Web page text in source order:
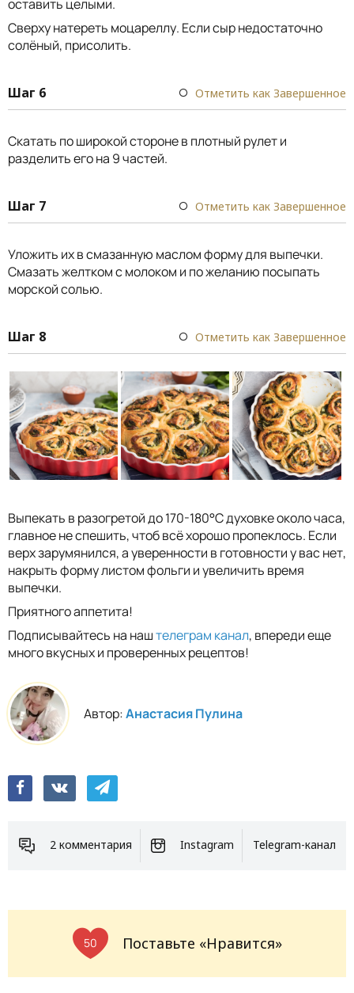
оставить целыми.
Сверху натереть моцареллу. Если сыр недостаточно
солёный, присолить.
Шаг 6 Отметить как Завершенное
Скатать по широкой стороне в плотный рулет и
разделить его на 9 частей.
Шаг 7 Отметить как Завершенное
Уложить их в смазанную маслом форму для выпечки.
Смазать желтком с молоком и по желанию посыпать
морской солью.
Шаг 8 Отметить как Завершенное
Выпекать в разогретой до 170-180°С духовке около часа,
главное не спешить, чтоб всё хорошо пропеклось. Если
верх зарумянился, а уверенности в готовности у вас нет,
накрыть форму листом фольги и увеличить время
выпечки.
Приятного аппетита!
Подписывайтесь на наштелеграм канал, впереди еще
много вкусных и проверенных рецептов!
Автор:Анастасия Пулина
2 комментария Instagram Telegram-канал
50 Поставьте «Нравится»